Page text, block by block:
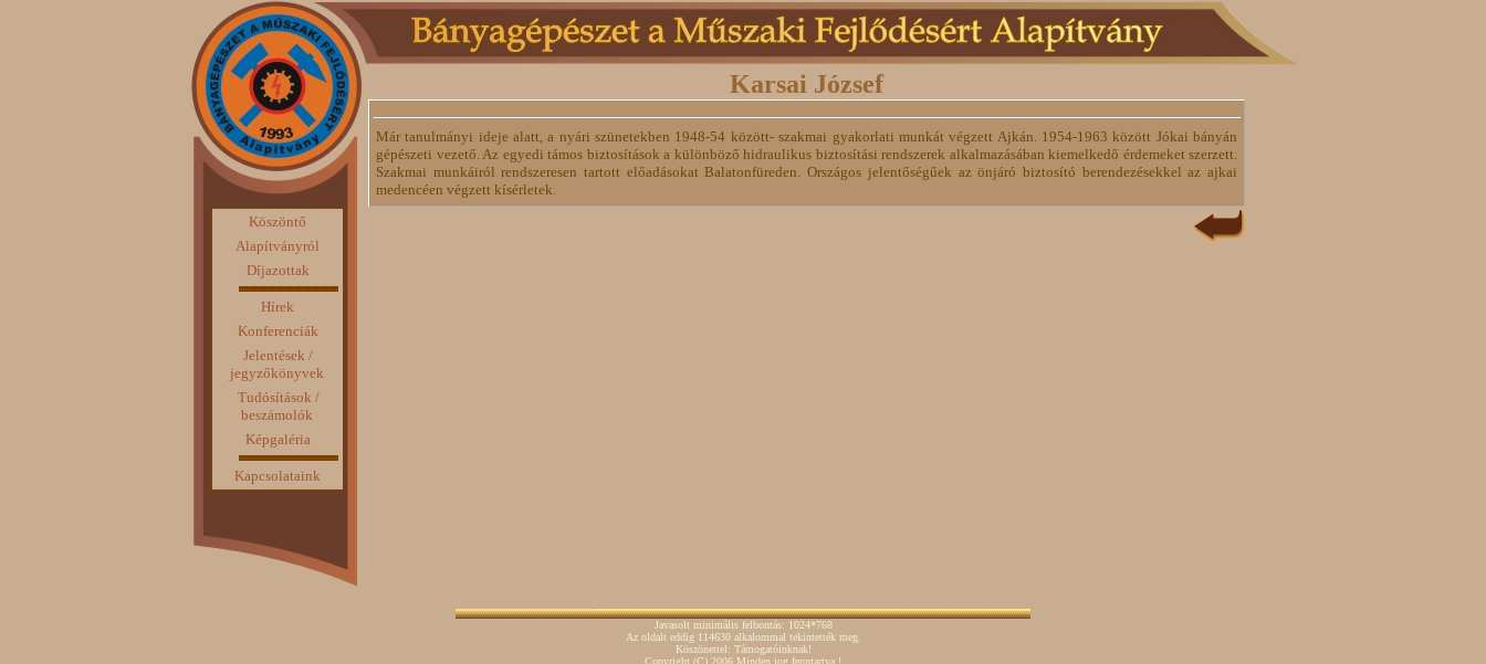
Köszöntő
Alapítványról
Díjazottak
Hírek
Konferenciák
Jelentések /
jegyzőkönyvek
Tudósítások /
beszámolók
Képgaléria
Kapcsolataink
Karsai József
Már tanulmányi ideje alatt, a nyári szünetekben 1948-54 között- szakmai gyakorlati munkát végzett Ajkán. 1954-1963 között Jókai bányán
gépészeti vezető. Az egyedi támos biztosítások a különböző hidraulikus biztosítási rendszerek alkalmazásában kiemelkedő érdemeket szerzett.
Szakmai munkáiról rendszeresen tartott előadásokat Balatonfüreden. Országos jelentőségűek az önjáró biztosító berendezésekkel az ajkai
medencéen végzett kísérletek.
Javasolt minimális felbontás: 1024*768
Az oldalt eddig 114630 alkalommal tekintették meg.
Köszönettel: Támogatóinknak!
Copyright (C) 2006 Minden jog fenntartva !